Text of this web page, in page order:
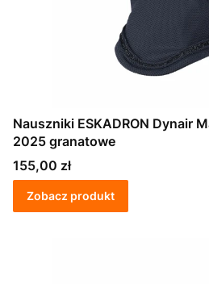
Nauszniki ESKADRON Dynair
2025 granatowe
Cena
155,00 zł
Zobacz produkt